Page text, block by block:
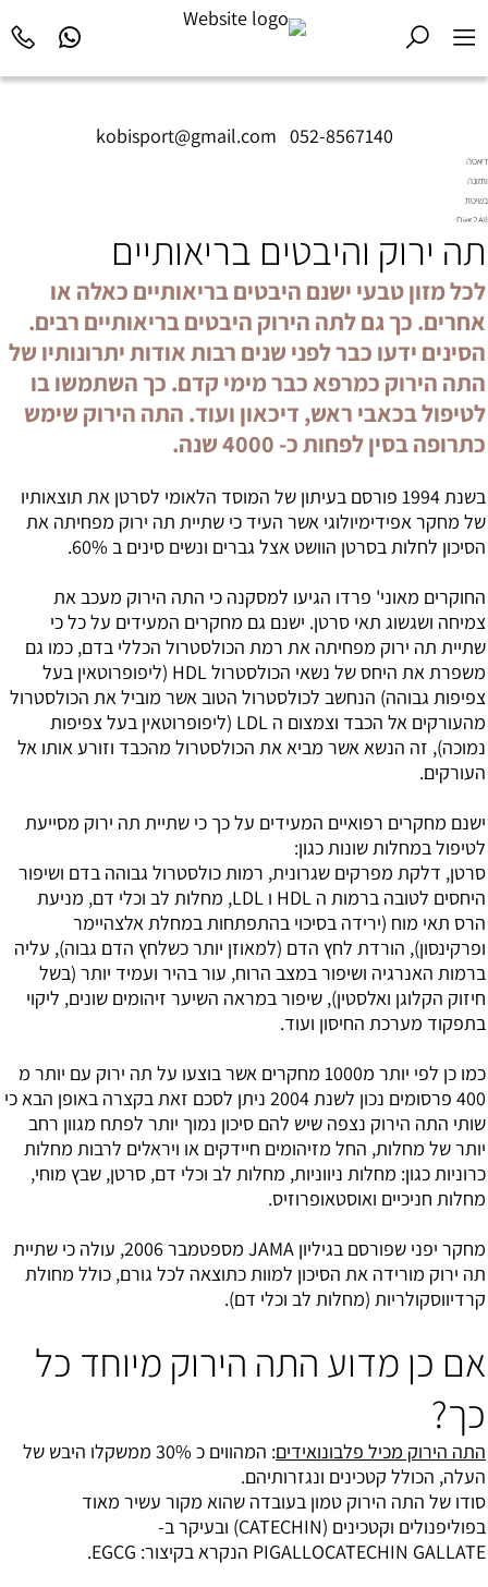
kobisport@gmail.com 052-8567140
דיאטה
ותזונה
בשיטת
Diet2All:
שמאחורי
המושלם.
תה ירוק והיבטים בריאותיים
לכל מזון טבעי ישנם היבטים בריאותיים כאלה או
אחרים. כך גם לתה הירוק היבטים בריאותיים רבים.
הסינים ידעו כבר לפני שנים רבות אודות יתרונותיו של
התה הירוק כמרפא כבר מימי קדם. כך השתמשו בו
לטיפול בכאבי ראש, דיכאון ועוד. התה הירוק שימש
כתרופה בסין לפחות כ- 4000 שנה.
בשנת 1994 פורסם בעיתון של המוסד הלאומי לסרטן את תוצאותיו
של מחקר אפידימיולוגי אשר העיד כי שתיית תה ירוק מפחיתה את
הסיכון לחלות בסרטן הוושט אצל גברים ונשים סינים ב 60%.
החוקרים מאוני' פרדו הגיעו למסקנה כי התה הירוק מעכב את
צמיחה ושגשוג תאי סרטן. ישנם גם מחקרים המעידים על כל כי
שתיית תה ירוק מפחיתה את רמת הכולסטרול הכללי בדם, כמו גם
משפרת את היחס של נשאי הכולסטרול HDL (ליפופרוטאין בעל
צפיפות גבוהה) הנחשב לכולסטרול הטוב אשר מוביל את הכולסטרול
מהעורקים אל הכבד וצמצום ה LDL (ליפופרוטאין בעל צפיפות
נמוכה), זה הנשא אשר מביא את הכולסטרול מהכבד וזורע אותו אל
העורקים.
ישנם מחקרים רפואיים המעידים על כך כי שתיית תה ירוק מסייעת
לטיפול במחלות שונות כגון:
סרטן, דלקת מפרקים שגרונית, רמות כולסטרול גבוהה בדם ושיפור
היחסים לטובה ברמות ה HDL ו LDL, מחלות לב וכלי דם, מניעת
הרס תאי מוח (ירידה בסיכוי בהתפתחות במחלת אלצהיימר
ופרקינסון), הורדת לחץ הדם (למאוזן יותר כשלחץ הדם גבוה), עליה
ברמות האנרגיה ושיפור במצב הרוח, עור בהיר ועמיד יותר (בשל
חיזוק הקלוגן ואלסטין), שיפור במראה השיער זיהומים שונים, ליקוי
בתפקוד מערכת החיסון ועוד.
כמו כן לפי יותר מ1000 מחקרים אשר בוצעו על תה ירוק עם יותר מ
400 פרסומים נכון לשנת 2004 ניתן לסכם זאת בקצרה באופן הבא כי
שותי התה הירוק נצפה שיש להם סיכון נמוך יותר לפתח מגוון רחב
יותר של מחלות, החל מזיהומים חיידקים או ויראלים לרבות מחלות
כרוניות כגון: מחלות ניווניות, מחלות לב וכלי דם, סרטן, שבץ מוחי,
מחלות חניכיים ואוסטאופרוזיס.
מחקר יפני שפורסם בגיליון JAMA מספטמבר 2006, עולה כי שתיית
תה ירוק מורידה את הסיכון למוות כתוצאה לכל גורם, כולל מחולת
קרדיווסקולריות (מחלות לב וכלי דם).
אם כן מדוע התה הירוק מיוחד כל
כך?
התה הירוק מכיל פלבונואידים
: המהווים כ 30% ממשקלו היבש של
העלה, הכולל קטכינים ונגזרותיהם.
סודו של התה הירוק טמון בעובדה שהוא מקור עשיר מאוד
בפוליפנולים וקטכינים (CATECHIN) ובעיקר ב-
PIGALLOCATECHIN GALLATE הנקרא בקיצור: EGCG.